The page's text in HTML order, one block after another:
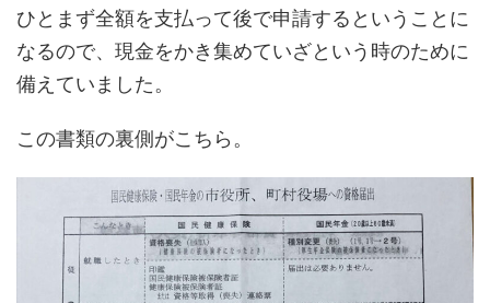
ひとまず全額を支払って後で申請するということに
なるので、現金をかき集めていざという時のために
備えていました。
この書類の裏側がこちら。